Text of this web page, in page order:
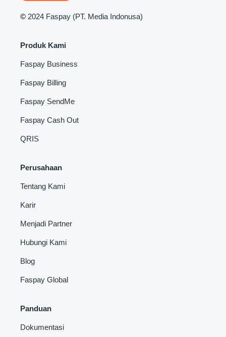
© 2024 Faspay (PT. Media Indonusa)
Produk Kami
Faspay Business
Faspay Billing
Faspay SendMe
Faspay Cash Out
QRIS
Perusahaan
Tentang Kami
Karir
Menjadi Partner
Hubungi Kami
Blog
Faspay Global
Panduan
Dokumentasi